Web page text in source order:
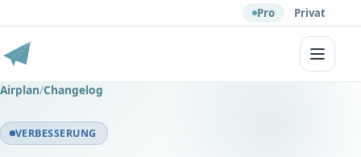
Pro Privat
Menü
Airplan/Changelog
VERBESSERUNG